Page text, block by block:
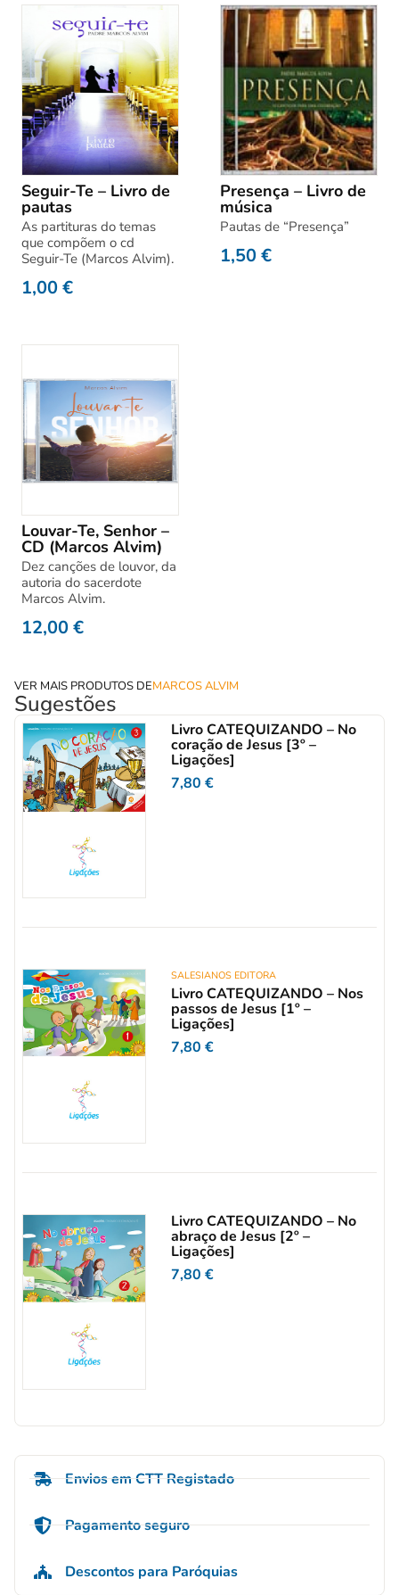
Seguir-Te – Livro de
pautas
As partituras do temas
que compõem o cd
Seguir-Te (Marcos Alvim).
1,00€
Presença – Livro de
música
Pautas de “Presença”
1,50€
Louvar-Te, Senhor –
CD (Marcos Alvim)
Dez canções de louvor, da
autoria do sacerdote
Marcos Alvim.
12,00€
VER MAIS PRODUTOS DEMARCOS ALVIM
Sugestões
Livro CATEQUIZANDO – No
coração de Jesus [3º –
Ligações]
7,80€
SALESIANOS EDITORA
Livro CATEQUIZANDO – Nos
passos de Jesus [1º –
Ligações]
7,80€
Livro CATEQUIZANDO – No
abraço de Jesus [2º –
Ligações]
7,80€
Envios em CTT Registado
Pagamento seguro
Descontos para Paróquias